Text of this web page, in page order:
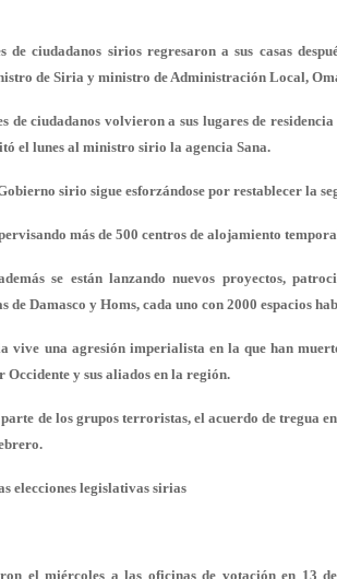
de ciudadanos sirios regresaron a sus casas
de Siria y ministro de Administración Local,
de ciudadanos volvieron a sus lugares de
el lunes al ministro sirio la agencia Sana.
sirio sigue esforzándose por restablecer la
más de 500 centros de alojamiento
se están lanzando nuevos proyectos,
de Damasco y Homs, cada uno con 2000 espacios
vive una agresión imperialista en la que han
y sus aliados en la región.
de los grupos terroristas, el acuerdo de tregua
elecciones legislativas sirias
el miércoles a las oficinas de votación en 13